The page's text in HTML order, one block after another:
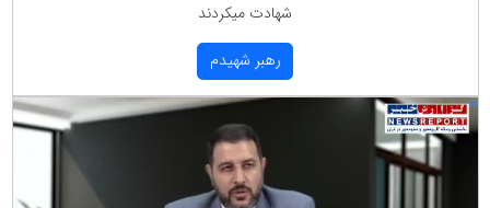
شهادت میكردند
رهبر شهیدم